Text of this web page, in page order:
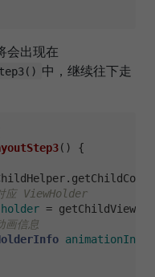
会出现在
中，继续往下走
()
{
应 ViewHolder
holder =
信息
animationInfo